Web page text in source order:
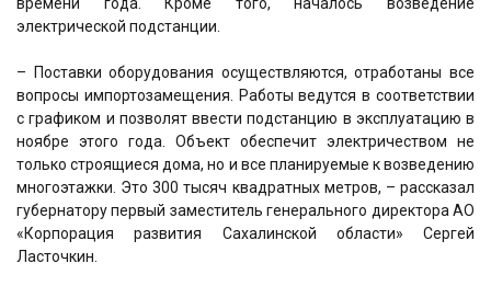
электрической подстанции.
– Поставки оборудования осуществляются, отработаны все
вопросы импортозамещения. Работы ведутся в соответствии
с графиком и позволят ввести подстанцию в эксплуатацию в
ноябре этого года. Объект обеспечит электричеством не
только строящиеся дома, но и все планируемые к возведению
многоэтажки. Это 300 тысяч квадратных метров, – рассказал
губернатору первый заместитель генерального директора АО
«Корпорация развития Сахалинской области» Сергей
Ласточкин.